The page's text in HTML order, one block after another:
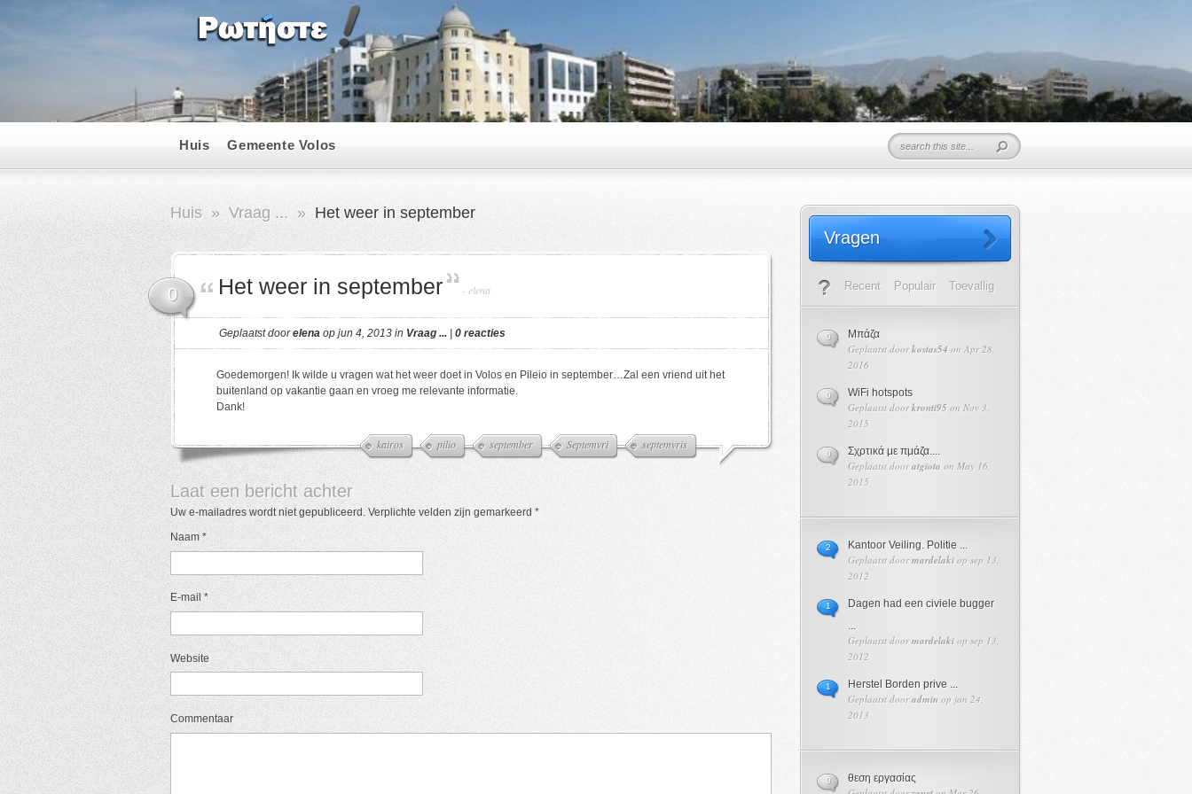
Huis Gemeente Volos
Huis » Vraag ... » Het weer in september
0 Het weer in september - elena
Geplaatst doorelena op jun 4, 2013 in Vraag ... 0 reacties
kairos pilio september Septemvri septemvris
Goedemorgen! Ik wilde u vragen wat het weer doet in Volos en Pileio in september…Zal een vriend uit het
buitenland op vakantie gaan en vroeg me relevante informatie.
Dank!
Laat een bericht achter
Uw e-mailadres wordt niet gepubliceerd. Verplichte velden zijn gemarkeerd *
Naam *
E-mail *
Website
Commentaar
Vragen
Recent Populair Toevallig
Μπάζα
Geplaatst doorkostas54 on Apr 28,
2016
0
WiFi hotspots
Geplaatst doorkronti95 on Nov 3,
2015
0
Σχρτικά με πμάζα....
Geplaatst dooratgiota on May 16,
2015
0
Kantoor Veiling. Politie ...
Geplaatst doormardelaki op sep 13,
2012
2
Dagen had een civiele bugger
...
Geplaatst doormardelaki op sep 13,
2012
1
Herstel Borden prive ...
Geplaatst dooradmin op jan 24,
2013
1
θεση εργασίας
0